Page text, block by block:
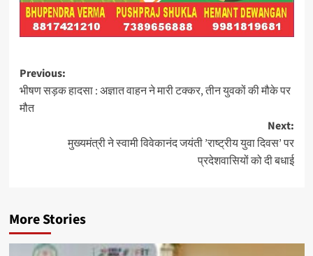
Post
navigation
Previous:
भीषण सड़क हादसा : अज्ञात वाहन ने मारी टक्कर, तीन युवकों की मौके पर
मौत
Next:
मुख्यमंत्री ने स्वामी विवेकानंद जयंती ’राष्ट्रीय युवा दिवस’ पर
प्रदेशवासियों को दी बधाई
More Stories